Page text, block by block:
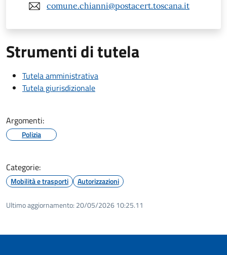
comune.chianni@postacert.toscana.it
Strumenti di tutela
Tutela amministrativa
Tutela giurisdizionale
Argomenti:
Polizia
Categorie:
Mobilità e trasporti Autorizzazioni
Ultimo aggiornamento: 20/05/2026 10:25.11